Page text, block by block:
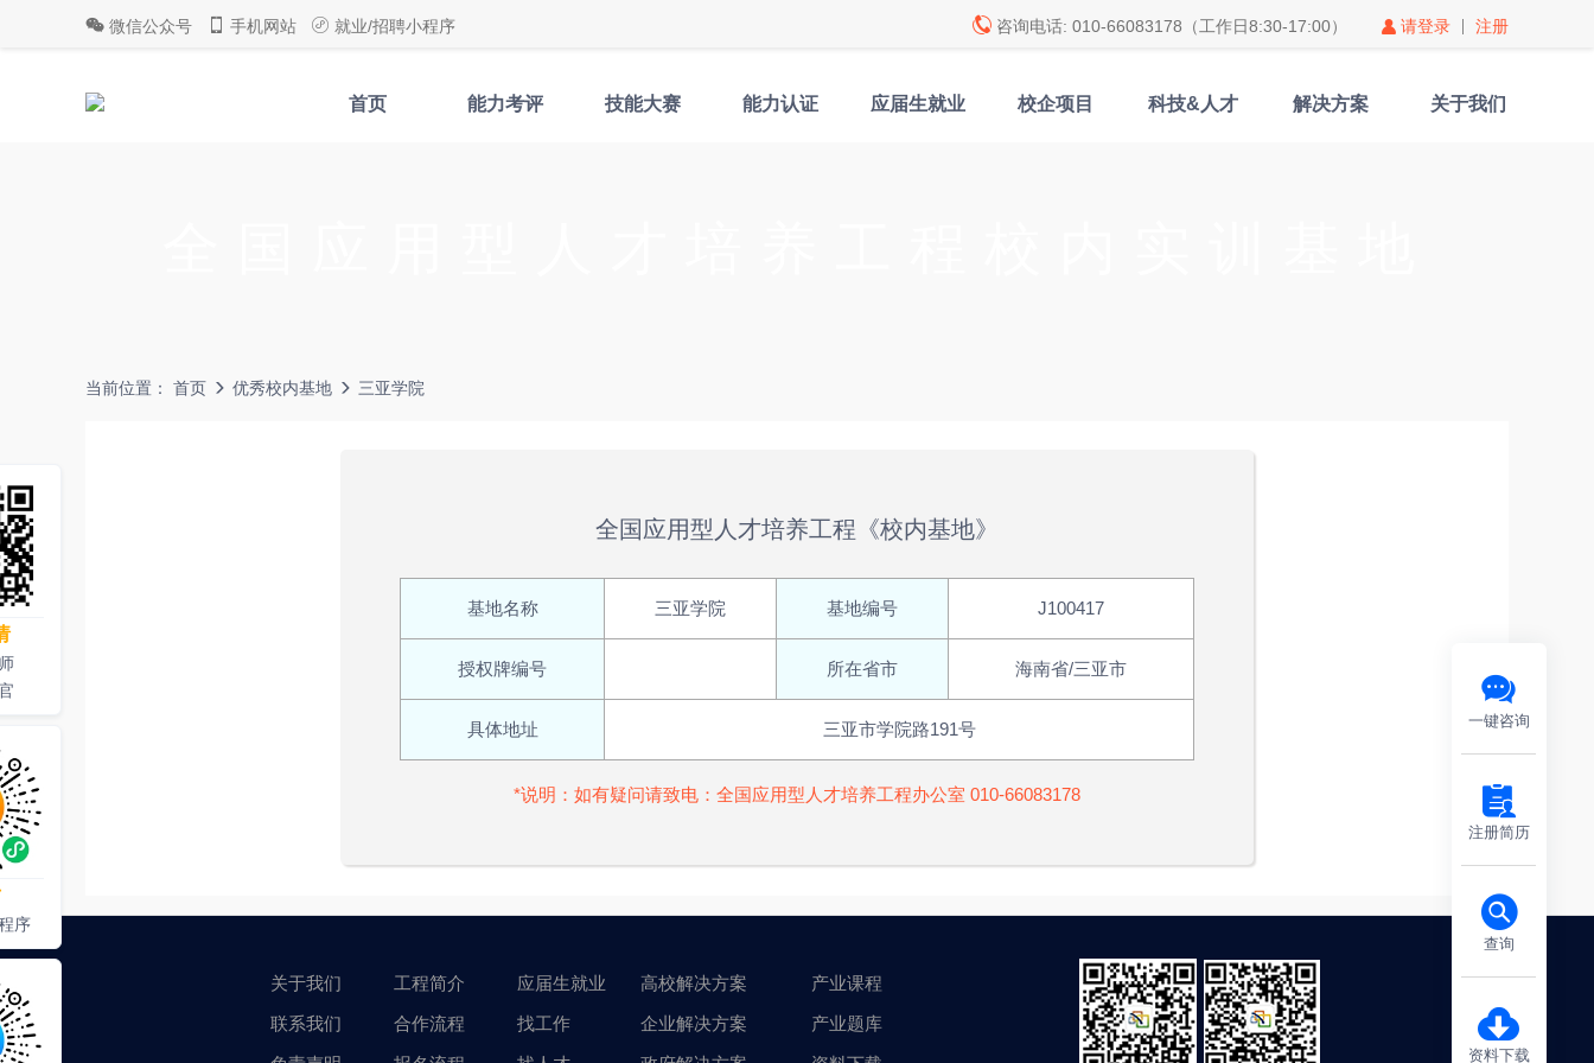
微信公众号 手机网站 就业/招聘小程序 咨询电话: 010-66083178（工作日8:30-17:00） 请登录 注册
首页 能力考评 技能大赛 能力认证 应届生就业 校企项目 科技&人才 解决方案 关于我们
当前位置： 首页 优秀校内基地 三亚学院
全国应用型人才培养工程《校内基地》
基地名称 三亚学院 基地编号 J100417
授权牌编号 所在省市 海南省/三亚市
具体地址 三亚市学院路191号
*说明：如有疑问请致电：全国应用型人才培养工程办公室 010-66083178
关于我们 工程简介 应届生就业 高校解决方案
产业课程
联系我们
合作流程 找工作 企业解决方案
产业题库
序
一键咨询
注册简历
查询
资料下载